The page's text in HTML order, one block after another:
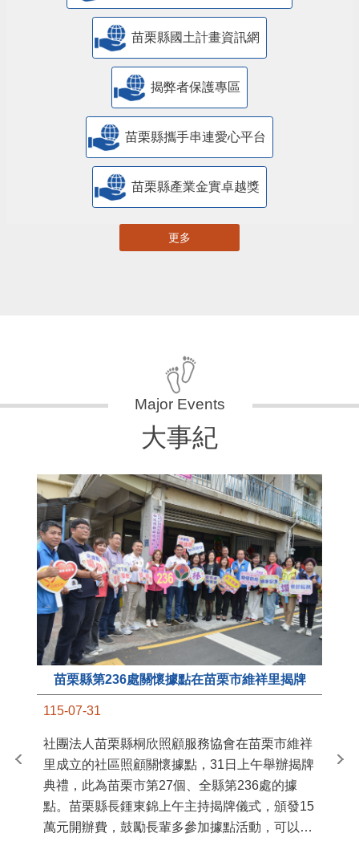
苗栗縣國土計畫資訊網
揭弊者保護專區
苗栗縣攜手串連愛心平台
苗栗縣產業金實卓越獎
更多
大事紀
苗栗縣第236處關懷據點在苗栗市維祥里揭牌
115-07-31
社團法人苗栗縣桐欣照顧服務協會在苗栗市維祥
里成立的社區照顧關懷據點，31日上午舉辦揭牌
典禮，此為苗栗市第27個、全縣第236處的據
點。苗栗縣長鍾東錦上午主持揭牌儀式，頒發15
萬元開辦費，鼓勵長輩多參加據點活動，可以更
苗